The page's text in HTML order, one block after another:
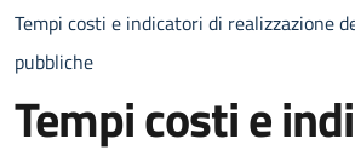
Tempi costi e indicatori di realizzazione
pubbliche
Tempi costi e